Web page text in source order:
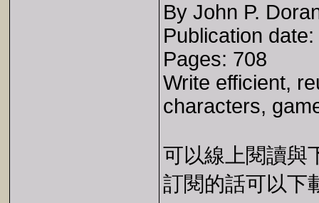
By John P.
Publication
Pages: 708
Write efficient,
characters,
可以線上閱讀與
訂閱的話可以下